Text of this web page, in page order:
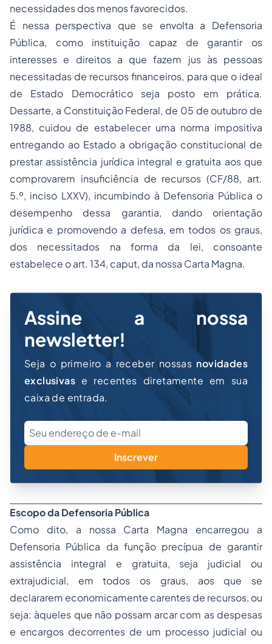
necessidades dos menos favorecidos.
É nessa perspectiva que se envolta a Defensoria
Pública, como instituição capaz de garantir os
interesses e direitos a que fazem jus às pessoas
necessitadas de recursos financeiros, para que o ideal
de Estado Democrático seja posto em prática.
Dessarte, a Constituição Federal, de 05 de outubro de
1988, cuidou de estabelecer uma norma impositiva
entregando ao Estado a obrigação constitucional de
prestar assistência jurídica integral e gratuita aos que
comprovarem insuficiência de recursos (CF/88, art.
5.º, inciso LXXV), incumbindo à Defensoria Pública o
desempenho dessa garantia, dando orientação
jurídica e promovendo a defesa, em todos os graus,
dos necessitados na forma da lei, consoante
estabelece o art. 134, caput, da nossa Carta Magna.
Assine a nossa
newsletter!
Seja o primeiro a receber nossas novidades
exclusivas e recentes diretamente em sua
caixa de entrada.
Inscrever
Escopo da Defensoria Pública
Como dito, a nossa Carta Magna encarregou a
Defensoria Pública da função precípua de garantir
assistência integral e gratuita, seja judicial ou
extrajudicial, em todos os graus, aos que se
declararem economicamente carentes de recursos, ou
seja: àqueles que não possam arcar com as despesas
e encargos decorrentes de um processo judicial ou